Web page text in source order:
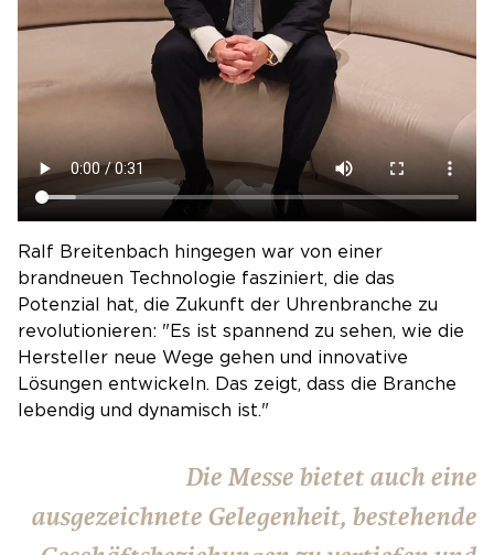
Ralf Breitenbach hingegen war von einer
brandneuen Technologie fasziniert, die das
Potenzial hat, die Zukunft der Uhrenbranche zu
revolutionieren: "Es ist spannend zu sehen, wie die
Hersteller neue Wege gehen und innovative
Lösungen entwickeln. Das zeigt, dass die Branche
lebendig und dynamisch ist."
Die Messe bietet auch eine
ausgezeichnete Gelegenheit, bestehende